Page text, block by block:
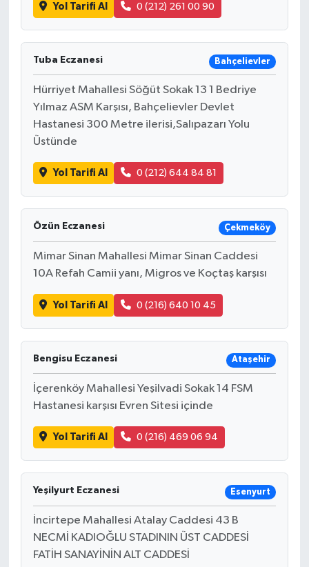
Yol Tarifi Al 0 (212) 261 00 90
Tuba Eczanesi Bahçelievler
Hürriyet Mahallesi Söğüt Sokak 13 1 Bedriye
Yılmaz ASM Karşısı, Bahçelievler Devlet
Hastanesi 300 Metre ilerisi,Salıpazarı Yolu
Üstünde
Yol Tarifi Al 0 (212) 644 84 81
Özün Eczanesi Çekmeköy
Mimar Sinan Mahallesi Mimar Sinan Caddesi
10A Refah Camii yanı, Migros ve Koçtaş karşısı
Yol Tarifi Al 0 (216) 640 10 45
Bengisu Eczanesi Ataşehir
İçerenköy Mahallesi Yeşilvadi Sokak 14 FSM
Hastanesi karşısı Evren Sitesi içinde
Yol Tarifi Al 0 (216) 469 06 94
Yeşilyurt Eczanesi Esenyurt
İncirtepe Mahallesi Atalay Caddesi 43 B
NECMİ KADIOĞLU STADININ ÜST CADDESİ
FATİH SANAYİNİN ALT CADDESİ